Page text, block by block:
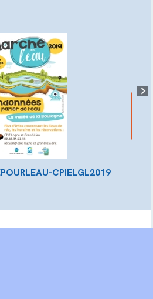
CPIELGL2019